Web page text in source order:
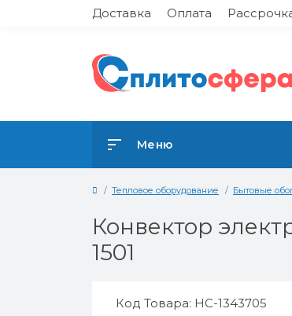
Доставка Оплата
Меню
Тепловое оборудование Бытовые
Конвектор
1501
Код Товара: НС-1343705